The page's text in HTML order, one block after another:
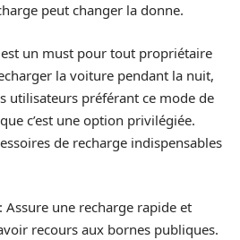
peut changer la donne.
un must pour tout propriétaire
la voiture pendant la nuit,
utilisateurs préférant ce mode de
c’est une option privilégiée.
de recharge indispensables
: Assure une recharge rapide et
recours aux bornes publiques.